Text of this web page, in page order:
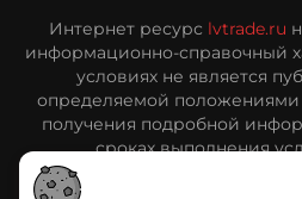
Интернет ресурс lvtrade.ru
информационно-справочный
условиях не является
определяемой положениями
получения подробной
сроках выполнения
характеристиках